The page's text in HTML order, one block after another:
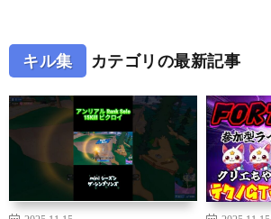
キル集 カテゴリの最新記事